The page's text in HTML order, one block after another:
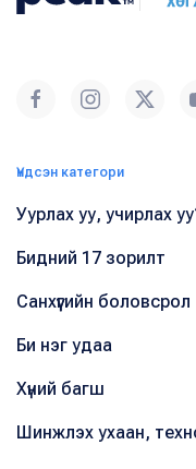
Үндсэн категори
Уурлах уу, учирлах
Бидний 17 зорилт
Санхүүгийн боловсрол
Би нэг удаа
Хүний багш
Шинжлэх ухаан,